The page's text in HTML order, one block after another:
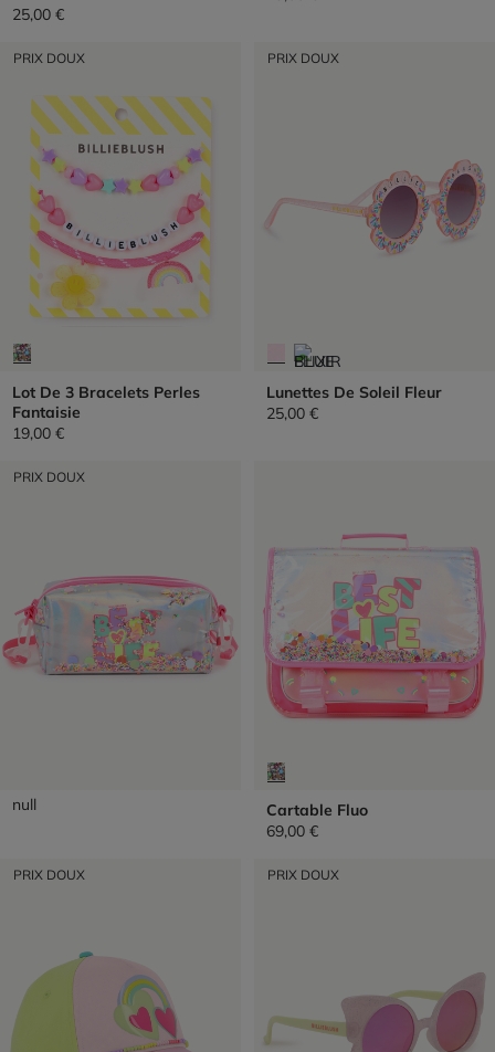
25,00 €
PRIX DOUX
Lot De 3 Bracelets Perles
Fantaisie
19,00 €
PRIX DOUX
Lunettes De Soleil Fleur
25,00 €
PRIX DOUX
null
Cartable Fluo
69,00 €
PRIX DOUX PRIX DOUX